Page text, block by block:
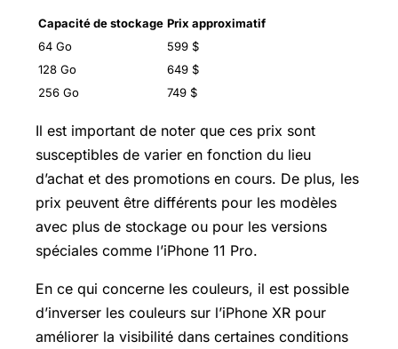
Capacité de stockage Prix approximatif
64 Go
599 $
128 Go
649 $
256 Go
749 $
Il est important de noter que ces prix sont
susceptibles de varier en fonction du lieu
d’achat et des promotions en cours. De plus, les
prix peuvent être différents pour les modèles
avec plus de stockage ou pour les versions
spéciales comme l’iPhone 11 Pro.
En ce qui concerne les couleurs, il est possible
d’inverser les couleurs sur l’iPhone XR pour
améliorer la visibilité dans certaines conditions